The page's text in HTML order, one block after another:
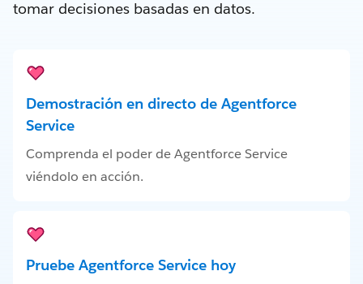
tomar decisiones basadas en datos.
Demostración en directo de Agentforce
Service
Comprenda el poder de Agentforce Service
viéndolo en acción.
Pruebe Agentforce Service hoy